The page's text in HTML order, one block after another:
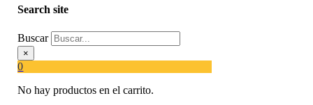
Search site
Buscar
×
0
No hay productos en el carrito.